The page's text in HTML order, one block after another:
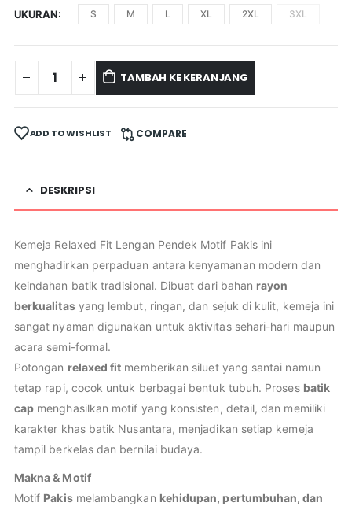
UKURAN S M L XL 2XL 3XL
TAMBAH KE KERANJANG
ADD TO WISHLIST COMPARE
DESKRIPSI
Kemeja Relaxed Fit Lengan Pendek Motif Pakis ini
menghadirkan perpaduan antara kenyamanan modern dan
keindahan batik tradisional. Dibuat dari bahan rayon
berkualitasyang lembut, ringan, dan sejuk di kulit, kemeja ini
sangat nyaman digunakan untuk aktivitas sehari-hari maupun
acara semi-formal.
Potongan relaxed fit memberikan siluet yang santai namun
tetap rapi, cocok untuk berbagai bentuk tubuh. Proses batik
cap menghasilkan motif yang konsisten, detail, dan memiliki
karakter khas batik Nusantara, menjadikan setiap kemeja
tampil berkelas dan bernilai budaya.
Makna & Motif
Motif Pakismelambangkan kehidupan, pertumbuhan, dan